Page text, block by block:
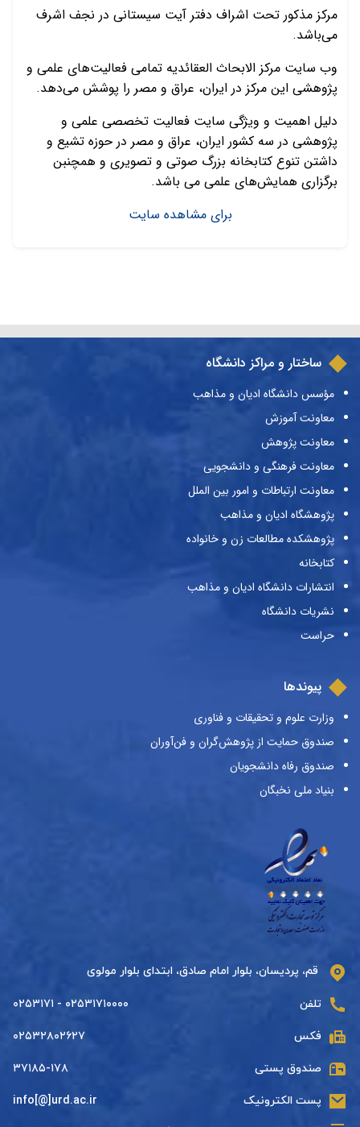
مرکز مذکور تحت اشراف دفتر آیت سیستانی در نجف اشرف
می‌باشد.
وب سایت مرکز الابحاث العقائدیه تمامی فعالیت‌های علمی و
پژوهشی این مرکز در ایران، عراق و مصر را پوشش می‌دهد.
دلیل اهمیت و ویژگی سایت فعالیت تخصصی علمی و
پژوهشی در سه کشور ایران، عراق و مصر در حوزه تشیع و
داشتن تنوع کتابخانه بزرگ صوتی و تصویری و همچنبن
برگزاری همایش‌های علمی می باشد.
برای مشاهده سایت
ساختار و مراکز دانشگاه
مؤسس دانشگاه ادیان و مذاهب
معاونت آموزش
معاونت پژوهش
معاونت فرهنگی و دانشجویی
معاونت ارتباطات و امور بین الملل
پژوهشگاه ادیان و مذاهب
پژوهشکده مطالعات زن و خانواده
کتابخانه
انتشارات دانشگاه ادیان و مذاهب
نشریات دانشگاه
حراست
پیوندها
وزارت علوم و تحقیقات و فناوری
صندوق حمایت از پژوهش‌گران و فن‌آوران
صندوق رفاه دانشجویان
بنیاد ملی نخبگان
قم، پردیسان، بلوار امام صادق، ابتدای بلوار مولوی
تلفن ۰۲۵۳۱۷۱۰۰۰۰ - ۰۲۵۳۱۷۱
فکس ۰۲۵۳۲۸۰۲۶۲۷
صندوق پستی ۳۷۱۸۵-۱۷۸
پست الکترونیک info[@]urd.ac.ir